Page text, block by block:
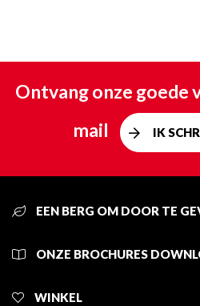
Ontvang onze goede
mail
IK
EEN BERG OM DOOR TE
ONZE BROCHURES
WINKEL